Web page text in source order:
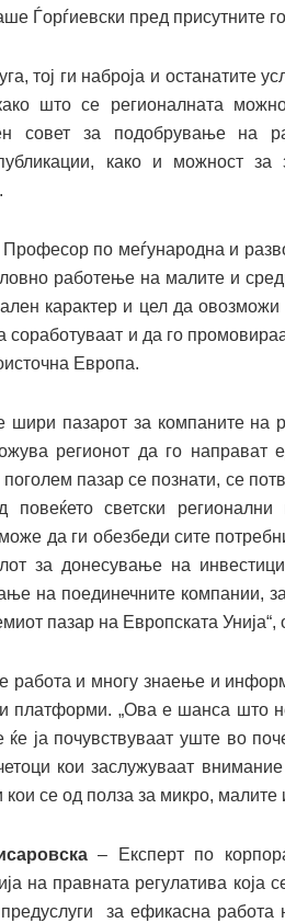
Ѓорѓиевски пред присутните
тој ги наброја и останатите
што се регионалната
совет за подобрување на
како и можност
по меѓународна и
работење на малите и
карактер и цел да
соработуваат и да го
Европа.
пазарот за компаните на
регионот да го направат
пазар се познати, се
повеќето светски
да ги обезбеди сите
за донесување на
на поединечните компании,
пазар на Европската Унија“,
работа и многу знаење и
платформи. „Ова е шанса што
ќе ја почувствуваат уште во
кои заслужуваат
се од полза за микро, малите
– Експерт по
на правната регулатива
за ефикасна